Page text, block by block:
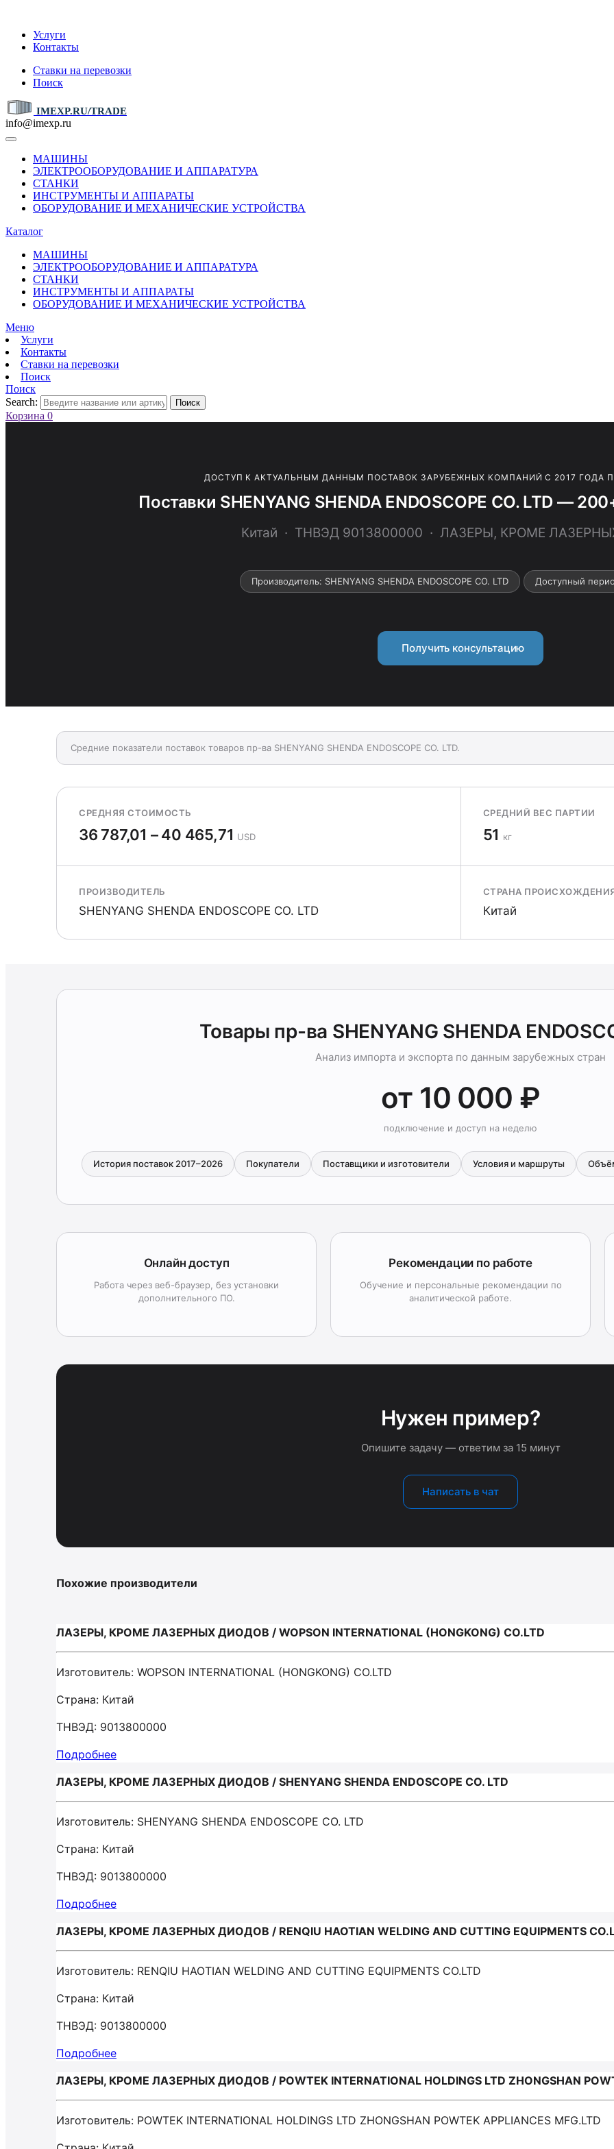
Услуги
Контакты
Ставки на перевозки
Поиск
IMEXP.RU/TRADE
info@imexp.ru
МАШИНЫ
ЭЛЕКТРООБОРУДОВАНИЕ И АППАРАТУРА
СТАНКИ
ИНСТРУМЕНТЫ И АППАРАТЫ
ОБОРУДОВАНИЕ И МЕХАНИЧЕСКИЕ УСТРОЙСТВА
Каталог
МАШИНЫ
ЭЛЕКТРООБОРУДОВАНИЕ И АППАРАТУРА
СТАНКИ
ИНСТРУМЕНТЫ И АППАРАТЫ
ОБОРУДОВАНИЕ И МЕХАНИЧЕСКИЕ УСТРОЙСТВА
Меню
Услуги
Контакты
Ставки на перевозки
Поиск
Поиск
Search:
Поиск
Корзина 0
ДОСТУП К АКТУАЛЬНЫМ ДАННЫМ ПОСТАВОК ЗАРУБЕЖНЫХ КОМПАНИЙ С 2017 ГОДА
Поставки SHENYANG SHENDA ENDOSCOPE CO. LTD —
Китай · ТНВЭД 9013800000 · ЛАЗЕРЫ, КРОМЕ
Производитель: SHENYANG SHENDA ENDOSCOPE CO. LTD Доступный
Получить консультацию
Средние показатели поставок товаров пр-ва SHENYANG SHENDA ENDOSCOPE CO. LTD.
СРЕДНЯЯ СТОИМОСТЬ
36 787,01 – 40 465,71 USD
СРЕДНИЙ ВЕС ПАРТИИ
51 кг
ПРОИЗВОДИТЕЛЬ
SHENYANG SHENDA ENDOSCOPE CO. LTD
СТРАНА
Китай
Товары пр-ва SHENYANG SHENDA
Анализ импорта и экспорта по данным зарубежных стран
от 10 000 ₽
подключение и доступ на неделю
История поставок 2017–2026 Покупатели Поставщики и изготовители Условия и маршруты
Онлайн доступ
Работа через веб-браузер, без установки
дополнительного ПО.
Рекомендации по работе
Обучение и персональные рекомендации по
аналитической работе.
Нужен пример?
Опишите задачу — ответим за 15 минут
Написать в чат
Похожие производители
ЛАЗЕРЫ, КРОМЕ ЛАЗЕРНЫХ ДИОДОВ / WOPSON INTERNATIONAL (HONGKONG) CO.LTD
Изготовитель: WOPSON INTERNATIONAL (HONGKONG) CO.LTD
Страна: Китай
ТНВЭД: 9013800000
Подробнее
ЛАЗЕРЫ, КРОМЕ ЛАЗЕРНЫХ ДИОДОВ / SHENYANG SHENDA ENDOSCOPE CO. LTD
Изготовитель: SHENYANG SHENDA ENDOSCOPE CO. LTD
Страна: Китай
ТНВЭД: 9013800000
Подробнее
ЛАЗЕРЫ, КРОМЕ ЛАЗЕРНЫХ ДИОДОВ / RENQIU HAOTIAN WELDING AND CUTTING EQUIPMENTS
Изготовитель: RENQIU HAOTIAN WELDING AND CUTTING EQUIPMENTS CO.LTD
Страна: Китай
ТНВЭД: 9013800000
Подробнее
ЛАЗЕРЫ, КРОМЕ ЛАЗЕРНЫХ ДИОДОВ / POWTEK INTERNATIONAL HOLDINGS LTD ZHONGSHAN
Изготовитель: POWTEK INTERNATIONAL HOLDINGS LTD ZHONGSHAN POWTEK APPLIANCES MFG.LTD